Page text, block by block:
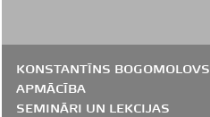
KONSTANTĪNS BOGOMOLOVS
APMĀCĪBA
SEMINĀRI UN LEKCIJAS